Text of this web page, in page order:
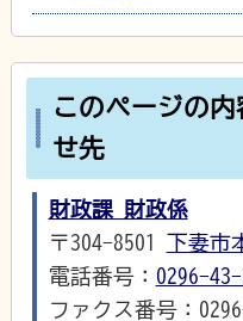
このページの
せ先
財政課 財政係
〒304-8501 下妻市
電話番号： 0296-43-
ファクス番号：